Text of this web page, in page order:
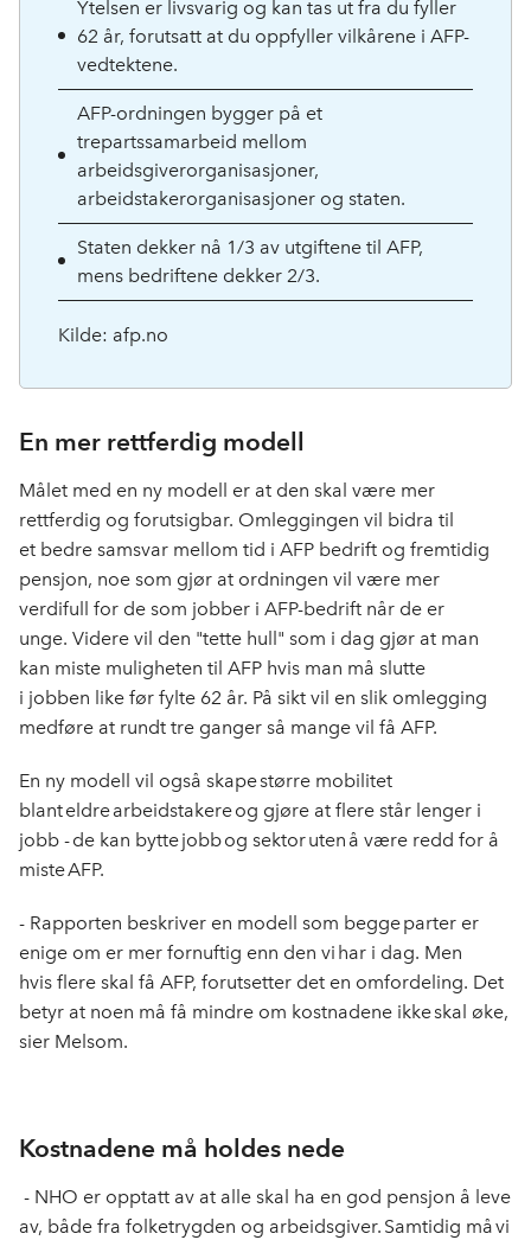
Ytelsen er livsvarig og kan tas ut fra du fyller
62 år, forutsatt at du oppfyller vilkårene i AFP-
vedtektene.
AFP-ordningen bygger på et
trepartssamarbeid mellom
arbeidsgiverorganisasjoner,
arbeidstakerorganisasjoner og staten.
Staten dekker nå 1/3 av utgiftene til AFP,
mens bedriftene dekker 2/3.
Kilde: afp.no
En mer rettferdig modell
Målet med en ny modell er at den skal være mer
rettferdig og forutsigbar. Om leggingen vil bidra til
et bedre samsvar mellom tid i AFP bedrift og fremtidig
pensjon, noe som gjør at ordningen vil være mer
verdifull for de som jobber i AFP-bedrift når de er
unge. Videre vil den "tette hull" som i dag gjør at man
kan miste muligheten til AFP hvis man må slutte
i jobben like før fylte 62 år. På sikt vil en slik omlegging
medføre at rundt tre ganger så mange vil få AFP.
En ny modell vil også skape større mobilitet
blant eldre arbeidstakere og gjøre at flere står lenger i
jobb - de kan bytte jobb og sektor uten å være redd for å
miste AFP.
- Rapporten beskriver en modell som begge parter er
enige om er mer fornuftig enn den vi har i dag. Men
hvis flere skal få AFP, forutsetter det en omfordeling. Det
betyr at noen må få mindre om kostnadene ikke skal øke,
sier Melsom.
Kostnadene må holdes nede
- NHO er opptatt av at alle skal ha en god pensjon å leve
av, både fra folketrygden og arbeidsgiver. Samtidig må vi